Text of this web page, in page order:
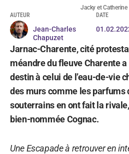
Jacky et
AUTEUR
Jean-Charles
Chapuzet
DATE
Jarnac-Charente, cité
méandre du fleuve Charente
destin à celui de l’eau-de-vie
des murs comme les parfums
souterrains en ont fait la
bien-nommée Cognac.
Une Escapade à retrouver en